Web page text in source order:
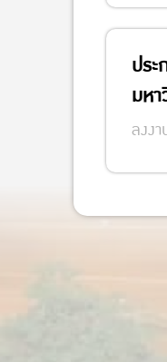
ปร
มห
ลงง